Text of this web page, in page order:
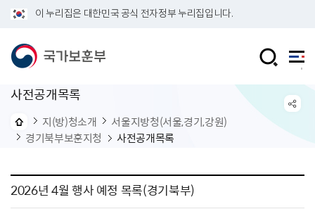
이 누리집은 대한민국 공식 전자정부 누리집입니다.
사전공개목록
지(방)청소개
서울지방청(서울,경기,강원)
경기북부보훈지청
사전공개목록
2026년 4월 행사 예정 목록(경기북부)